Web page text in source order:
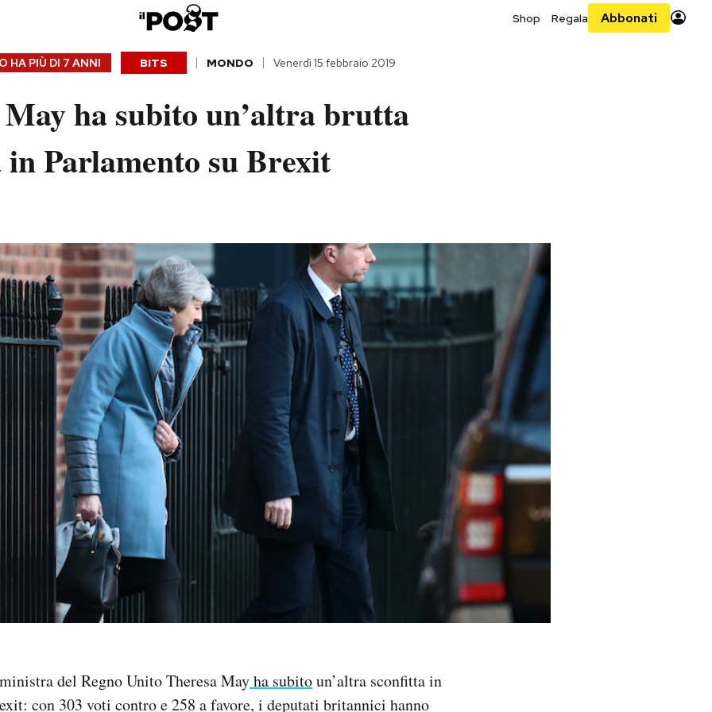
Shop Regala Abbonati
HA PIÙ DI 7 ANNI BITS MONDO Venerdì 15 febbraio 2019
ha subito un’altra brutta
Parlamento su Brexit
del Regno Unito Theresa Mayha subitoun’altra sconfitta in
con 303 voti contro e 258 a favore, i deputati britannici hanno